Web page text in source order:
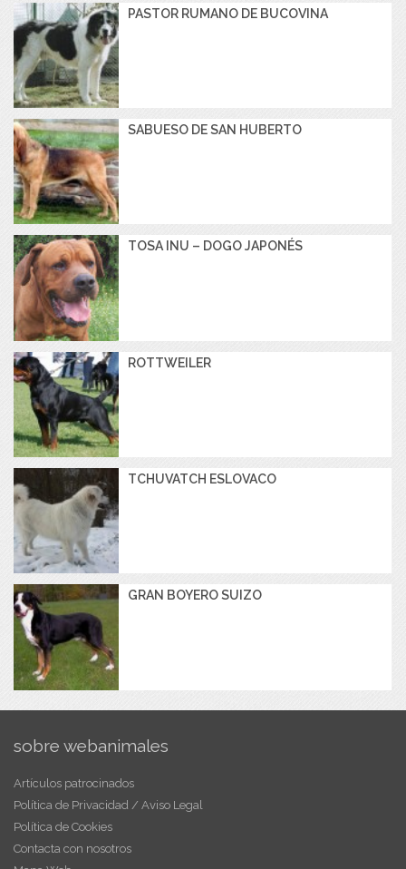
PASTOR RUMANO DE BUCOVINA
SABUESO DE SAN HUBERTO
TOSA INU – DOGO JAPONÉS
ROTTWEILER
TCHUVATCH ESLOVACO
GRAN BOYERO SUIZO
sobre webanimales
Artículos patrocinados
Política de Privacidad / Aviso Legal
Política de Cookies
Contacta con nosotros